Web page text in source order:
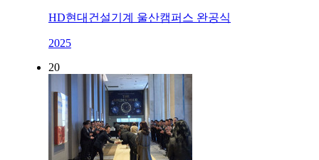
HD현대건설기계 울산캠퍼스 완공식
2025
20